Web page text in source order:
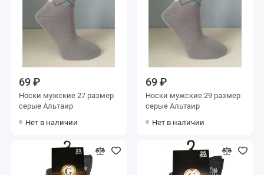
69 ₽
Носки мужские 27 размер
серые Альтаир
Нет в наличии
69 ₽
Носки мужские 29 размер
серые Альтаир
Нет в наличии